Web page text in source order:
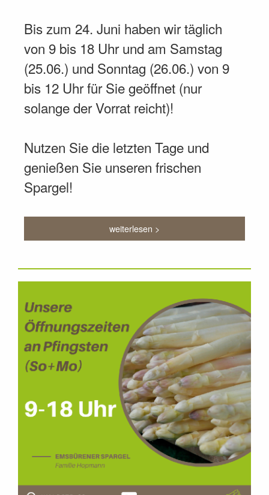
Bis zum 24. Juni haben wir täglich
von 9 bis 18 Uhr und am Samstag
(25.06.) und Sonntag (26.06.) von 9
bis 12 Uhr für Sie geöffnet (nur
solange der Vorrat reicht)!
Nutzen Sie die letzten Tage und
genießen Sie unseren frischen
Spargel!
weiterlesen >